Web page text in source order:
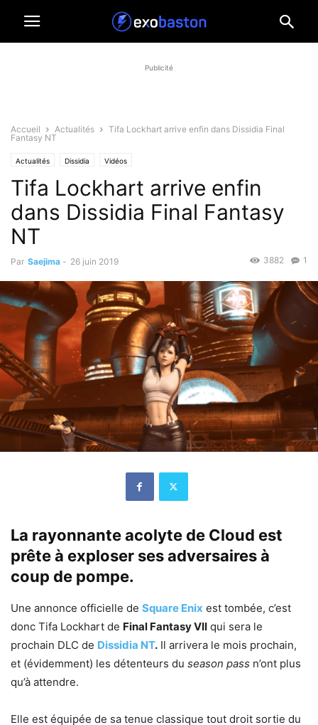
Publicité
Accueil Actualités
Tifa Lockhart arrive enfin dans Dissidia Final
Fantasy NT
Actualités Dissidia Vidéos
Tifa Lockhart arrive enfin
dans Dissidia Final Fantasy
NT
Par Saejima - 26 juin 2019 1
3882
La rayonnante acolyte de Cloud est
prête à exploser ses adversaires à
coup de pompe.
Une annonce officielle de Square Enix est tombée, c’est
donc Tifa Lockhart de Final Fantasy VII qui sera le
prochain DLC de Dissidia NT. Il arrivera le mois prochain,
et (évidemment) les détenteurs du season pass n’ont plus
qu’à attendre.
Elle est équipée de sa tenue classique tout droit sortie du